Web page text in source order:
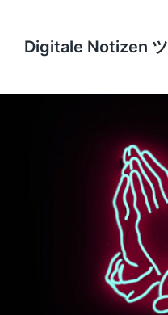
Digitale Notizen ツ